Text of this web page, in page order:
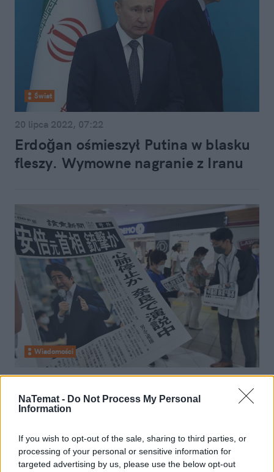
NaTemat - Do Not Process My Personal
Information
If you wish to opt-out of the sale, sharing to third parties, or
processing of your personal or sensitive information for
targeted advertising by us, please use the below opt-out
Świat
20 lipca 2022, 07:22
Erdoğan ośmieszył Putina w blasku
fleszy. Wymowne nagranie z Iranu
Wiadomości
08 lipca 2022, 15:54
Kulisy zamachu na byłego premiera
Japonii. Kim jest 41-latek, który
zastrzelił Shinzo Abego?